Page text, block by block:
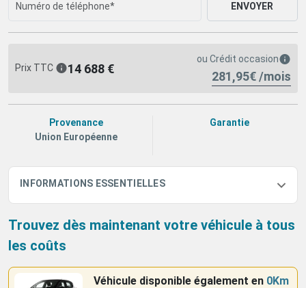
ENVOYER
Prix TTC 14 688 €
ou Crédit occasion
281,95€ /mois
Provenance
Union Européenne
Garantie
INFORMATIONS ESSENTIELLES
Trouvez dès maintenant votre véhicule à tous
les coûts
Véhicule disponible également en 0Km